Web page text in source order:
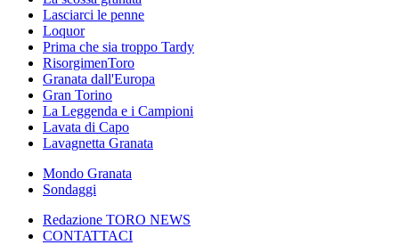
Lasciarci le penne
Loquor
Prima che sia troppo Tardy
RisorgimenToro
Granata dall'Europa
Gran Torino
La Leggenda e i Campioni
Lavata di Capo
Lavagnetta Granata
Mondo Granata
Sondaggi
Redazione TORO NEWS
CONTATTACI